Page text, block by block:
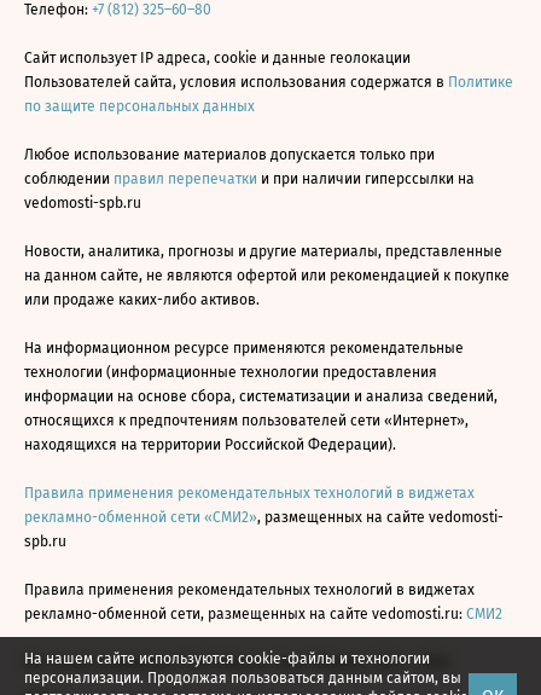
На нашем сайте используются cookie-файлы и технологии
персонализации. Продолжая пользоваться данным сайтом, вы
Телефон: +7 (812) 325–60–80
Сайт использует IP адреса, cookie и данные геолокации
Пользователей сайта, условия использования содержатся в Политике
по защите персональных данных
Любое использование материалов допускается только при
соблюдении правил перепечатки и при наличии гиперссылки на
vedomosti-spb.ru
Новости, аналитика, прогнозы и другие материалы, представленные
на данном сайте, не являются офертой или рекомендацией к покупке
или продаже каких-либо активов.
На информационном ресурсе применяются рекомендательные
технологии (информационные технологии предоставления
информации на основе сбора, систематизации и анализа сведений,
относящихся к предпочтениям пользователей сети «Интернет»,
находящихся на территории Российской Федерации).
Правила применения рекомендательных технологий в виджетах
рекламно-обменной сети «СМИ2», размещенных на сайте vedomosti-
spb.ru
Правила применения рекомендательных технологий в виджетах
рекламно-обменной сети, размещенных на сайте vedomosti.ru: СМИ2
Все права защищены © АО «Бизнес Ньюс Медиа», 2024 - 2026